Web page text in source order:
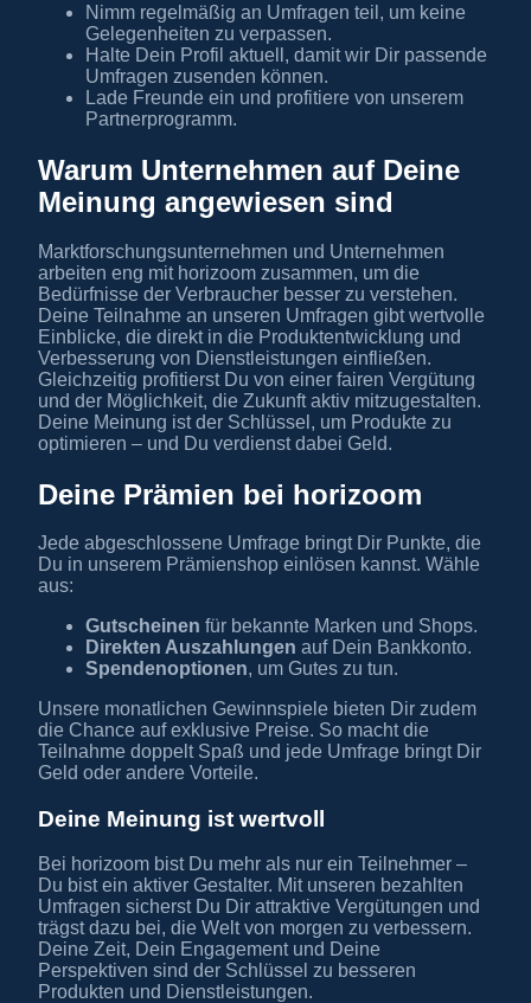
Nimm regelmäßig an Umfragen teil, um keine
Gelegenheiten zu verpassen.
Halte Dein Profil aktuell, damit wir Dir passende
Umfragen zusenden können.
Lade Freunde ein und profitiere von unserem
Partnerprogramm.
Warum Unternehmen auf Deine
Meinung angewiesen sind
Marktforschungsunternehmen und Unternehmen
arbeiten eng mit horizoom zusammen, um die
Bedürfnisse der Verbraucher besser zu verstehen.
Deine Teilnahme an unseren Umfragen gibt wertvolle
Einblicke, die direkt in die Produktentwicklung und
Verbesserung von Dienstleistungen einfließen.
Gleichzeitig profitierst Du von einer fairen Vergütung
und der Möglichkeit, die Zukunft aktiv mitzugestalten.
Deine Meinung ist der Schlüssel, um Produkte zu
optimieren – und Du verdienst dabei Geld.
Deine Prämien bei horizoom
Jede abgeschlossene Umfrage bringt Dir Punkte, die
Du in unserem Prämienshop einlösen kannst. Wähle
aus:
Gutscheinen für bekannte Marken und Shops.
Direkten Auszahlungen auf Dein Bankkonto.
Spendenoptionen, um Gutes zu tun.
Unsere monatlichen Gewinnspiele bieten Dir zudem
die Chance auf exklusive Preise. So macht die
Teilnahme doppelt Spaß und jede Umfrage bringt Dir
Geld oder andere Vorteile.
Deine Meinung ist wertvoll
Bei horizoom bist Du mehr als nur ein Teilnehmer –
Du bist ein aktiver Gestalter. Mit unseren bezahlten
Umfragen sicherst Du Dir attraktive Vergütungen und
trägst dazu bei, die Welt von morgen zu verbessern.
Deine Zeit, Dein Engagement und Deine
Perspektiven sind der Schlüssel zu besseren
Produkten und Dienstleistungen.